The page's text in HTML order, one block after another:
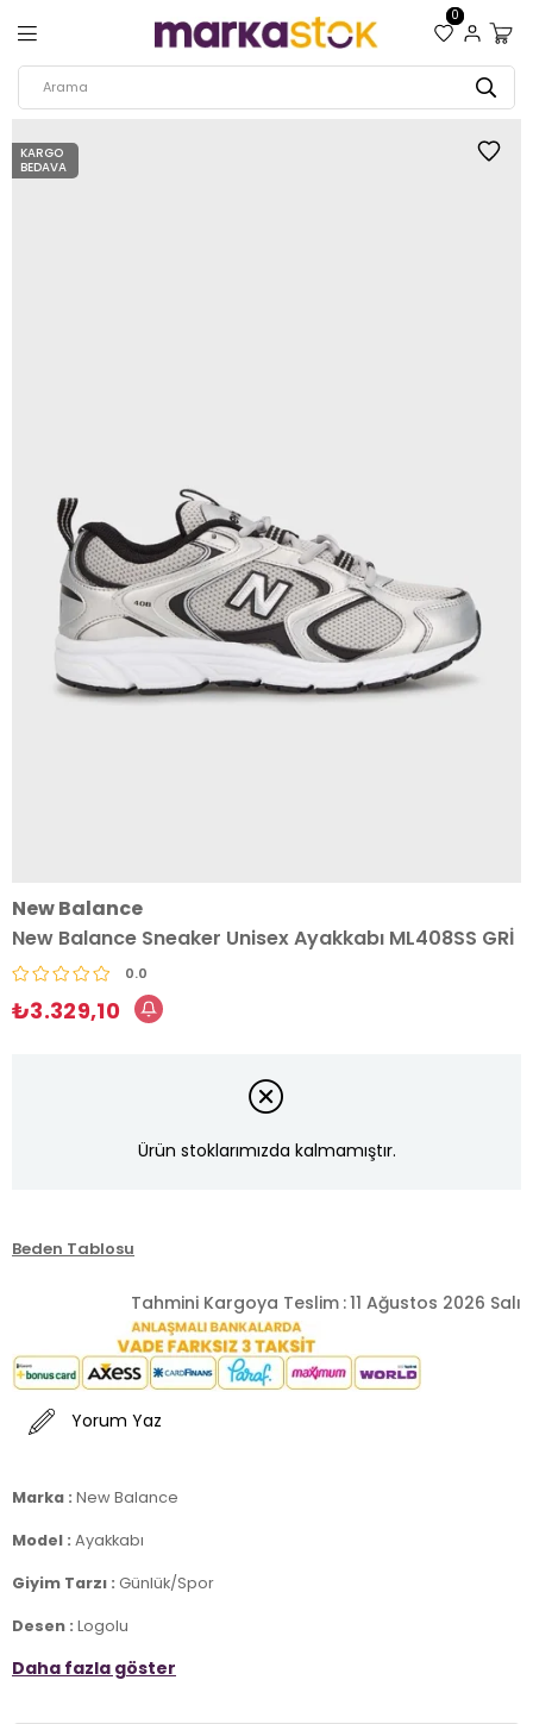
0
KARGO
BEDAVA
New Balance
New Balance Sneaker Unisex Ayakkabı ML408SS GRİ
0.0
₺3.329,10
Ürün stoklarımızda kalmamıştır.
Beden Tablosu
Tahmini Kargoya Teslim :11 Ağustos 2026 Salı
Yorum Yaz
Marka : New Balance
Model : Ayakkabı
Giyim Tarzı : Günlük/Spor
Desen : Logolu
Materyal :Sentetik ve Tekstil
Daha fazla göster